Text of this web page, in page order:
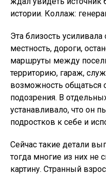
истории. Коллаж:
Эта близость
местность, дороги,
маршруты между
территорию, гараж,
возможность общаться
подозрения. В
устанавливало, что он
подростков к себе и
Сейчас такие детали
тогда многие из них
картину. Странный